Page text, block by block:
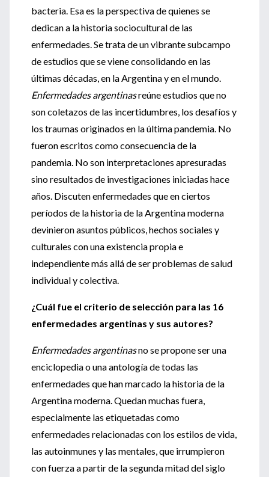
bacteria. Esa es la perspectiva de quienes se
dedican a la historia sociocultural de las
enfermedades. Se trata de un vibrante subcampo
de estudios que se viene consolidando en las
últimas décadas, en la Argentina y en el mundo.
Enfermedades argentinasreúne estudios que no
son coletazos de las incertidumbres, los desafíos y
los traumas originados en la última pandemia. No
fueron escritos como consecuencia de la
pandemia. No son interpretaciones apresuradas
sino resultados de investigaciones iniciadas hace
años. Discuten enfermedades que en ciertos
períodos de la historia de la Argentina moderna
devinieron asuntos públicos, hechos sociales y
culturales con una existencia propia e
independiente más allá de ser problemas de salud
individual y colectiva.
¿Cuál fue el criterio de selección para las 16
enfermedades argentinas y sus autores?
Enfermedades argentinasno se propone ser una
enciclopedia o una antología de todas las
enfermedades que han marcado la historia de la
Argentina moderna. Quedan muchas fuera,
especialmente las etiquetadas como
enfermedades relacionadas con los estilos de vida,
las autoinmunes y las mentales, que irrumpieron
con fuerza a partir de la segunda mitad del siglo